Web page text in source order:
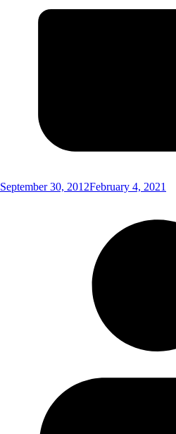
September 30, 2012February 4, 2021